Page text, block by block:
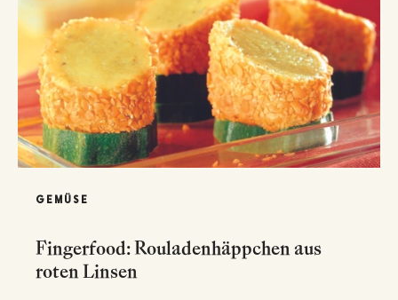
GEMÜSE
Fingerfood: Rouladenhäppchen aus
roten Linsen